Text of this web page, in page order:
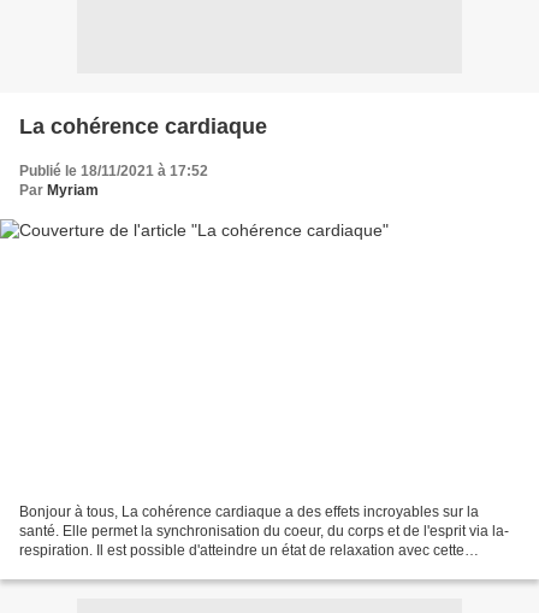
La cohérence cardiaque
Publié le 18/11/2021 à 17:52
Par Myriam
Bonjour à tous, La cohérence cardiaque a des effets incroyables sur la
santé. Elle permet la synchronisation du coeur, du corps et de l'esprit via la-
respiration. Il est possible d'atteindre un état de relaxation avec cette